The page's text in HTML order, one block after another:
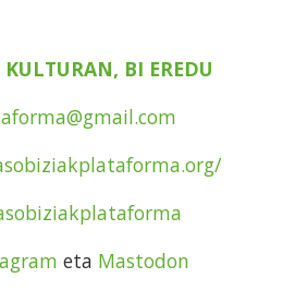
BI EREDU
eta Mastodon